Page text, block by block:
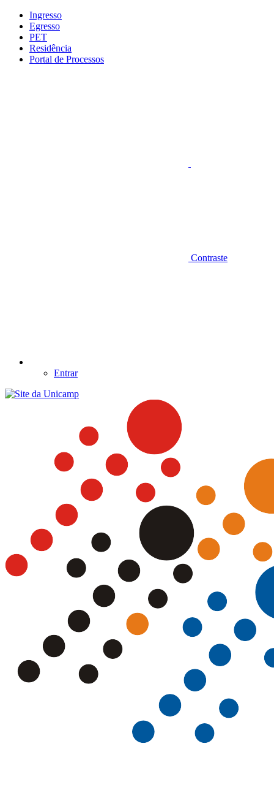
Conteúdo principal
Ingresso
Egresso
PET
Residência
Portal de Processos
Contraste
Entrar